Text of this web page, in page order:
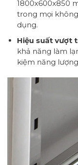
1800x600x850
trong mọi
dụng.
Hiệu suất vượt
khả năng làm
kiệm năng